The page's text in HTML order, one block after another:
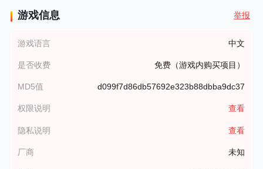
游戏信息 举报
游戏语言 中文
是否收费 免费（游戏内购买项目）
MD5值 d099f7d86db57692e323b88dbba9dc37
权限说明 查看
隐私说明 查看
厂商 未知